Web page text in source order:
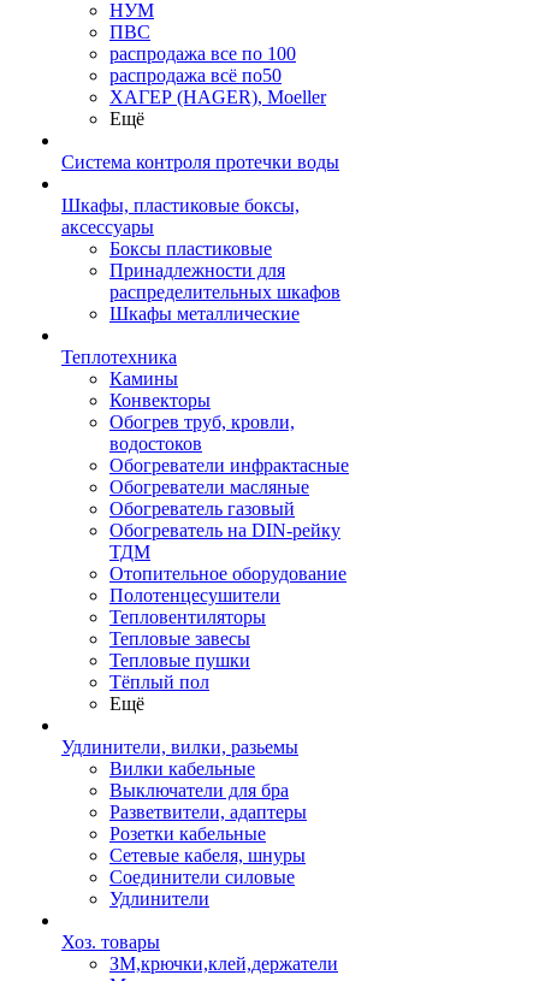
НУМ
ПВС
распродажа все по 100
распродажа всё по50
ХАГЕР (HAGER), Moeller
Ещё
Система контроля протечки воды
Шкафы, пластиковые боксы,
аксессуары
Боксы пластиковые
Принадлежности для
распределительных шкафов
Шкафы металлические
Теплотехника
Камины
Конвекторы
Обогрев труб, кровли,
водостоков
Обогреватели инфрактасные
Обогреватели масляные
Обогреватель газовый
Обогреватель на DIN-рейку
ТДМ
Отопительное оборудование
Полотенцесушители
Тепловентиляторы
Тепловые завесы
Тепловые пушки
Тёплый пол
Ещё
Удлинители, вилки, разьемы
Вилки кабельные
Выключатели для бра
Разветвители, адаптеры
Розетки кабельные
Сетевые кабеля, шнуры
Соединители силовые
Удлинители
Хоз. товары
ЗМ,крючки,клей,держатели